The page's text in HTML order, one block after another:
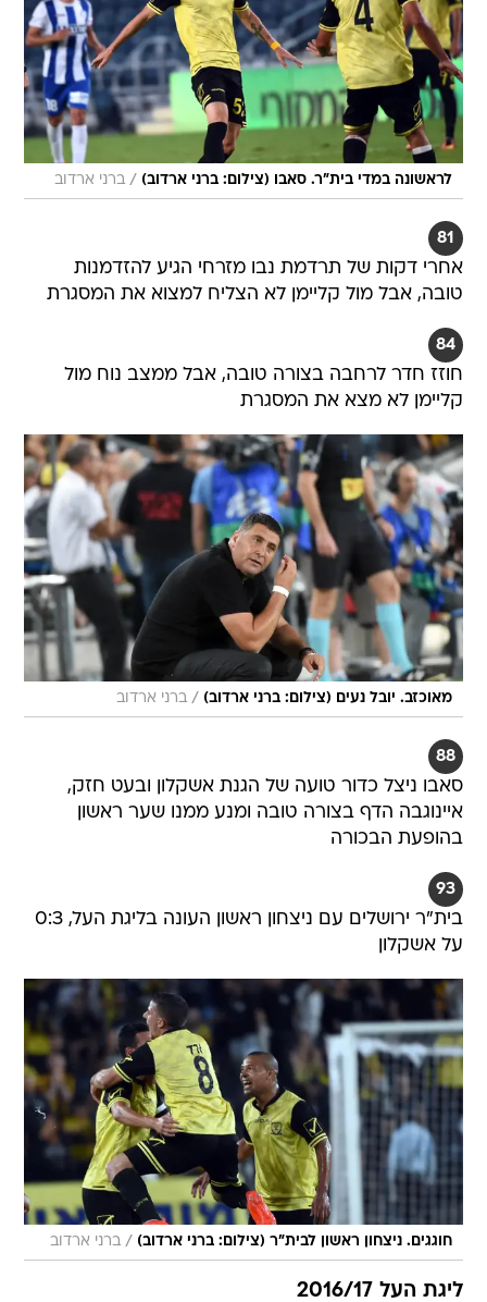
לראשונה במדי בית"ר. סאבו (צילום: ברני ארדוב) / ברני ארדוב
81
טובה, אבל מול קליימן לא הצליח למצוא את המסגרת
84
קליימן לא מצא את המסגרת
מאוכזב. יובל נעים (צילום: ברני ארדוב) ברני ארדוב
88
איינוגבה הדף בצורה טובה ומנע ממנו שער ראשון
בהופעת הבכורה
93
על אשקלון
חוגגים. ניצחון ראשון לבית"ר (צילום: ברני ארדוב) ברני ארדוב
ליגת העל 2016/17
קבוצה